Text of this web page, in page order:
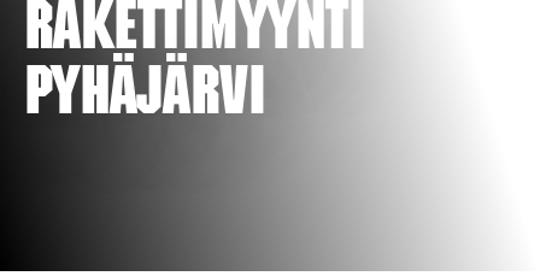
Rakettimyynti
Pyhäjärvi